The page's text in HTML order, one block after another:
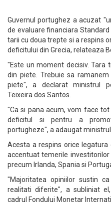
Guvernul portughez a acuzat
de evaluare financiara
tarii cu doua trepte si a respins
deficitului din Grecia, relateaza
"Este un moment decisiv. Tara
din piete. Trebuie sa
piete", a declarat ministrul
Teixeira dos Santos.
"Ca si pana acum, vom face
deficitul si pentru a
portugheze", a adaugat ministrul.
Acesta a respins orice legatura
accentuat temerile
precum Irlanda, Spania si
"Majoritatea opiniilor sustin
realitati diferite", a subliniat
cadrul Fondului Monetar